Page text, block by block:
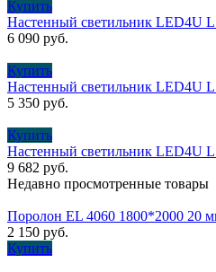
Купить
Настенный cветильник LED4U
6 090 руб.
Купить
Настенный светильник LED4U
5 350 руб.
Купить
Настенный светильник LED4U
9 682 руб.
Недавно просмотренные товары
Поролон EL 4060 1800*2000 20
2 150 руб.
Купить